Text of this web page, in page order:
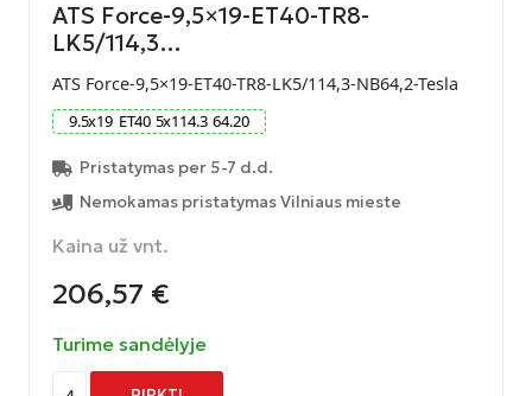
ATS Force-9,5×19-ET40-TR8-
LK5/114,3…
ATS Force-9,5×19-ET40-TR8-LK5/114,3-NB64,2-Tesla
9.5x19 ET40 5x114.3 64.20
Pristatymas per 5-7 d.d.
Nemokamas pristatymas Vilniaus mieste
Kaina už vnt.
206,57 €
Turime sandėlyje